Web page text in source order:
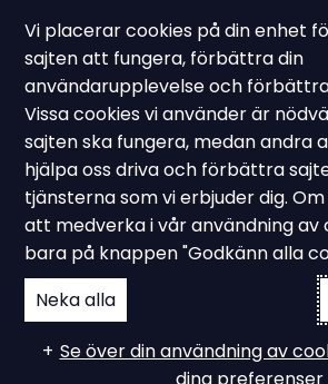
Nyhet - Underhållsmässa 2026
Ampiro på
Göteborg
I onsdags besökte vi på Ampiro
Vi placerar cookies på din enhet
sajten att fungera, förbättra din
användarupplevelse och
Vissa cookies vi använder är
sajten ska fungera, medan andra
hjälpa oss driva och förbättra
tjänsterna som vi erbjuder dig.
att medverka i vår användning av
bara på knappen "Godkänn alla
Neka alla
Se över din användning av